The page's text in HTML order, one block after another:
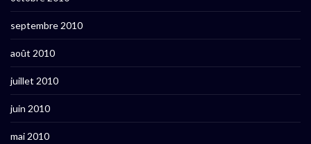
septembre 2010
août 2010
juillet 2010
juin 2010
mai 2010